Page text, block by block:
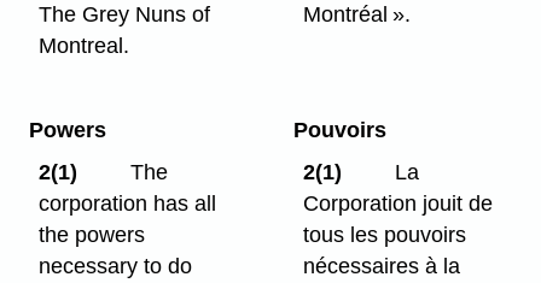
The Grey Nuns of
Montreal.
Montréal ».
Powers
2(1)
The
corporation has all
the powers
necessary to do
Pouvoirs
2(1)
La
Corporation jouit de
tous les pouvoirs
nécessaires à la